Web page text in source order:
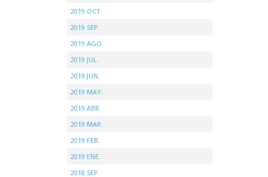
2019 OCT.
2019 SEP.
2019 AGO.
2019 JUL.
2019 JUN.
2019 MAY.
2019 ABR.
2019 MAR.
2019 FEB.
2019 ENE.
2018 SEP.